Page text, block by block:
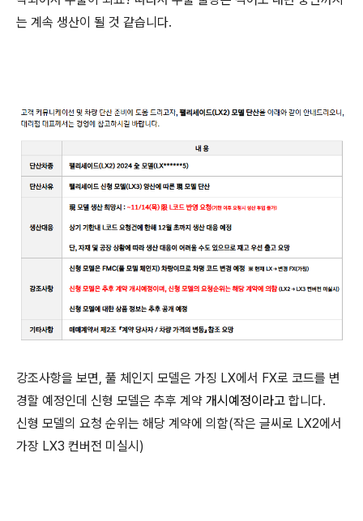
는 계속 생산이 될 것 같습니다.
강조사항을 보면, 풀 체인지 모델은 가징 LX에서 FX로 코드를 변
경할 예정인데 신형 모델은 추후 계약 개시예정이라고 합니다.
신형 모델의 요청 순위는 해당 계약에 의함(작은 글씨로 LX2에서
가장 LX3 컨버전 미실시)